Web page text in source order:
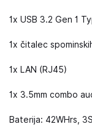
1x USB 3.2 Gen 1
1x čitalec
1x LAN (RJ45)
1x 3.5mm combo
Baterija: 42WHrs,